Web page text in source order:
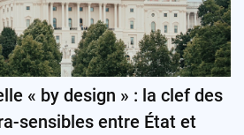
« by design » : la clef des
sensibles entre État et